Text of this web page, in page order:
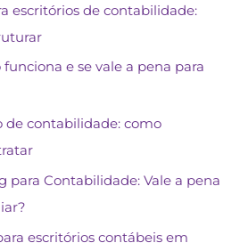
escritórios de contabilidade:
e se vale a pena para
de contabilidade: como
para Contabilidade: Vale a pena
escritórios contábeis em